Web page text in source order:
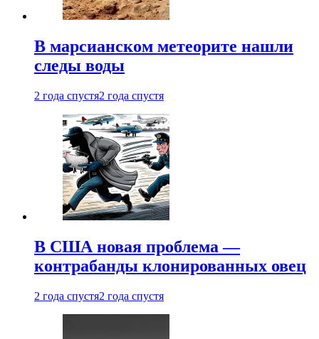
В марсианском метеорите нашли
следы воды
2 года спустя2 года спустя
В США новая проблема —
контрабанды клонированных овец
2 года спустя2 года спустя